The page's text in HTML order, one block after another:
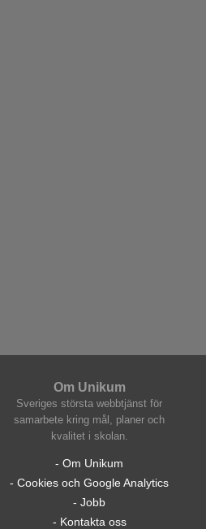
Om Unikum
Sveriges största webbtjänst för
samarbete kring mål, planer och
kvalitet i skolan.
- Om Unikum
- Cookies och Google Analytics
- Jobb
- Kontakta oss